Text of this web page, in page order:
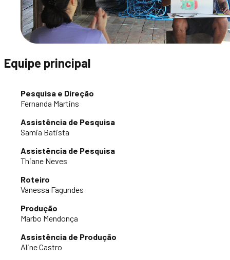
Equipe principal
Pesquisa e Direção
Fernanda Martins
Assistência de Pesquisa
Samia Batista
Assistência de Pesquisa
Thiane Neves
Roteiro
Vanessa Fagundes
Produção
Marbo Mendonça
Assistência de Produção
Aline Castro